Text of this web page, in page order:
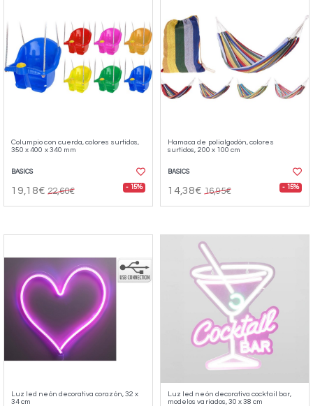
Columpio con cuerda, colores surtidos,
350 x 400 x 340 mm
BASICS
19,18€ 22,60€ - 15%
Hamaca de polialgodón, colores
surtidos, 200 x 100 cm
BASICS
14,38€ 16,95€ - 15%
Luz led neón decorativa corazón, 32 x
34 cm
Luz led neón decorativa cocktail bar,
modelos variados, 30 x 38 cm